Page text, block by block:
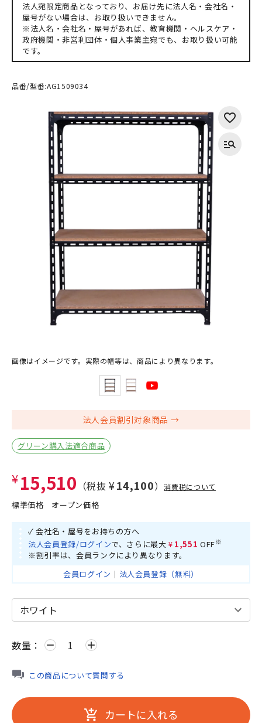
法人宛限定商品となっており、お届け先に法人名・会社名・
屋号がない場合は、お取り扱いできません。
※法人名・会社名・屋号があれば、教育機関・ヘルスケア・
政府機関・非営利団体・個人事業主宛でも、お取り扱い可能
です。
品番/型番:AG1509034
画像はイメージです。実際の幅等は、商品により異なります。
法人会員割引対象商品
グリーン購入法適合商品
¥15,510 （税抜 ¥14,100）消費税について
標準価格 オープン価格
✓ 会社名・屋号をお持ちの方へ
法人会員登録/ログインで、さらに最大 ¥1,551 OFF※
※割引率は、会員ランクにより異なります。
会員ログイン ｜ 法人会員登録（無料）
数量： remove add
この商品について質問する
add_shopping_cart カートに入れる